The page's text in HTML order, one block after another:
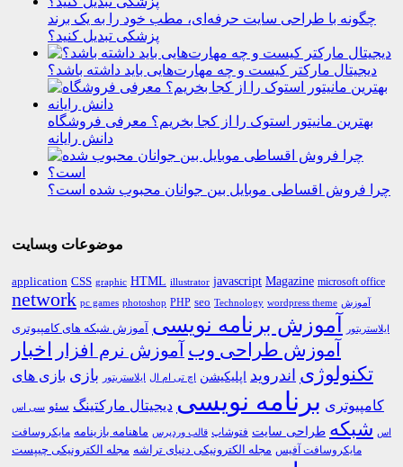
چگونه با طراحی سایت حرفه‌ای، مطب خود را به یک برند
پزشکی تبدیل کنید؟
دیجیتال مارکتر کیست و چه مهارت‌هایی باید داشته باشد؟
بهترین مانیتور استوک را از کجا بخریم؟ معرفی فروشگاه
دانش رایانه
چرا فروش اقساطی موبایل بین جوانان محبوب شده است؟
موضوعات وبسایت
application CSS graphic HTML illustrator javascript Magazine microsoft office
network pc games photoshop PHP seo Technology wordpress theme آموزش
ایلاستریتور آموزش برنامه نویسی آموزش شبکه های کامپیوتری
آموزش طراحی وب آموزش نرم افزار اخبار
تکنولوژی اندروید اپلیکیشن اچ تی ام ال ایلاستریتور بازی بازی های
کامپیوتری برنامه نویسی دیجیتال مارکتینگ سئو سی اس
اس شبکه طراحی سایت فتوشاپ قالب وردپرس ماهنامه بازینامه مایکروسافت
مایکروسافت آفیس مجله الکترونیکی دنیای تراشه مجله الکترونیکی چیپست